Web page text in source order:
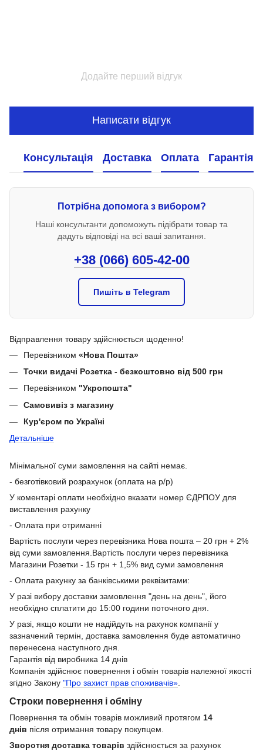
Додайте перший відгук
Написати відгук
Консультація Доставка Оплата Гарантія
Потрібна допомога з вибором?
Наші консультанти допоможуть підібрати товар та
дадуть відповіді на всі ваші запитання.
+38 (066) 605-42-00
Пишіть в Telegram
Відправлення товару здійснюється щоденно!
Перевізником «Нова Пошта»
Точки видачі Розетка - безкоштовно від 500 грн
Перевізником "Укропошта"
Самовивіз з магазину
Кур'єром по Україні
Детальніше
Мінімальної суми замовлення на сайті немає.
- безготівковий розрахунок (оплата на р/р)
У коментарі оплати необхідно вказати номер ЄДРПОУ для
виставлення рахунку
- Оплата при отриманні
Вартість послуги через перевізника Нова пошта – 20 грн + 2%
від суми замовлення.Вартість послуги через перевізника
Магазини Розетки - 15 грн + 1,5% вид суми замовлення
- Оплата рахунку за банківськими реквізитами:
У разі вибору доставки замовлення "день на день", його
необхідно сплатити до 15:00 години поточного дня.
У разі, якщо кошти не надійдуть на рахунок компанії у
зазначений термін, доставка замовлення буде автоматично
перенесена наступного дня.
Гарантія від виробника 14 днів
Компанія здійснює повернення і обмін товарів належної якості
згідно Закону "Про захист прав споживачів».
Строки повернення і обміну
Повернення та обмін товарів можливий протягом 14
днів після отримання товару покупцем.
Зворотня доставка товарів здійснюється за рахунок